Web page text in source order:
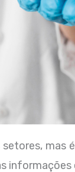
mas
informações